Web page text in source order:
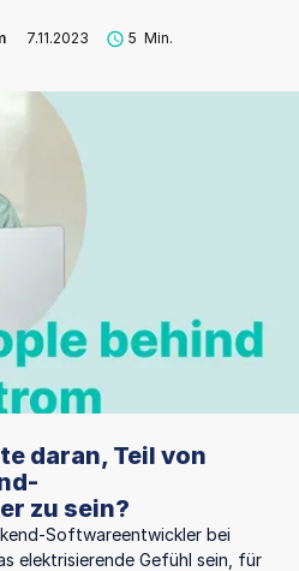
7.11.2023 5 Min.
daran, Teil von
zu sein?
Softwareentwickler bei
elektrisierende Gefühl sein, für